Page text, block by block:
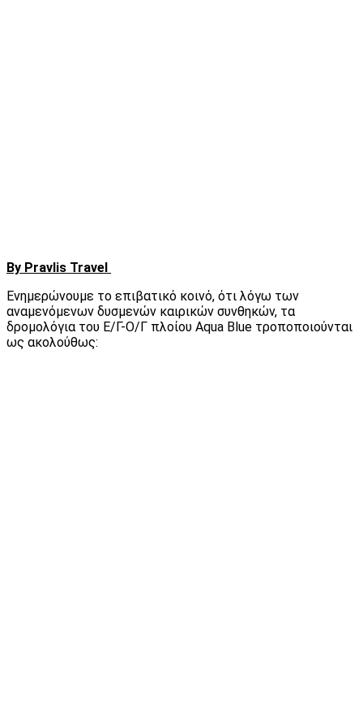
By Pravlis Travel
Ενημερώνουμε το επιβατικό κοινό, ότι λόγω των
αναμενόμενων δυσμενών καιρικών συνθηκών, τα
δρομολόγια του Ε/Γ-Ο/Γ πλοίου Aqua Blue τροποποιούνται
ως ακολούθως: